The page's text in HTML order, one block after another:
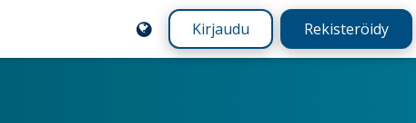
Kirjaudu Rekisteröidy